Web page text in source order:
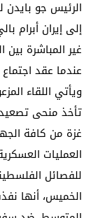
الرئيس جو
إلى إيران أبرام
غير المباشرة بين
عندما عقد
ويأتي اللقاء
تأخذ منحى
غزة من كافة
العمليات
للفصائل
الخميس، أنها